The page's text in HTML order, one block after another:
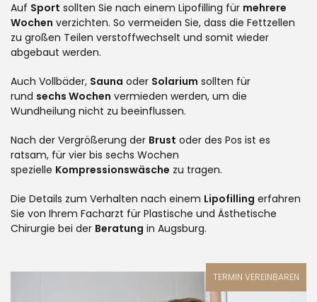
Auf Sport sollten Sie nach einem Lipofilling für mehrere
Wochen verzichten. So vermeiden Sie, dass die Fettzellen
zu großen Teilen verstoffwechselt und somit wieder
abgebaut werden.
Auch Vollbäder, Sauna oder Solarium sollten für
rund sechs Wochen vermieden werden, um die
Wundheilung nicht zu beeinflussen.
Nach der Vergrößerung der Brust oder des Pos ist es
ratsam, für vier bis sechs Wochen
spezielle Kompressionswäsche zu tragen.
Die Details zum Verhalten nach einem Lipofilling erfahren
Sie von Ihrem Facharzt für Plastische und Ästhetische
Chirurgie bei der Beratung in Augsburg.
TERMIN VEREINBAREN